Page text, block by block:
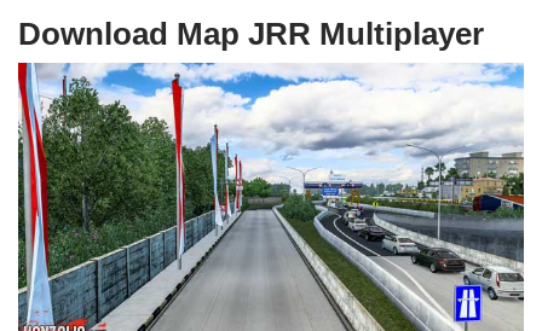
Download Map JRR Multiplayer